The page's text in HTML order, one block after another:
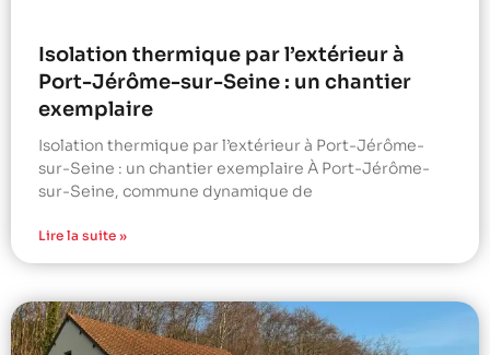
Isolation thermique par l’extérieur à
Port-Jérôme-sur-Seine : un chantier
exemplaire
Isolation thermique par l’extérieur à Port-Jérôme-
sur-Seine : un chantier exemplaire À Port-Jérôme-
sur-Seine, commune dynamique de
Lire la suite »